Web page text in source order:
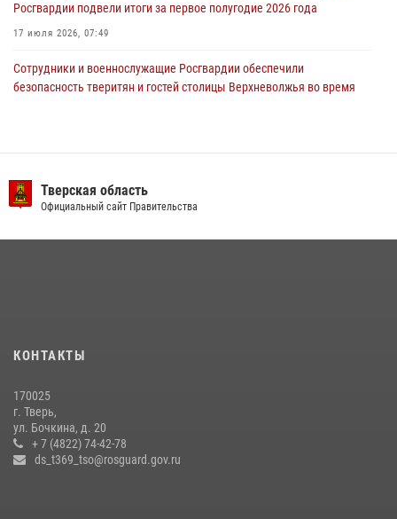
Росгвардии подвели итоги за первое полугодие 2026 года
17 июля 2026, 07:49
Сотрудники и военнослужащие Росгвардии обеспечили
безопасность тверитян и гостей столицы Верхневолжья во время
задержаны подозреваемые в незаконном использовании сим-
боксов (видео)
Росгвардейцы оказали помощь водителю на дороге в городе Кашин
22 июля 2026, 08:35
За последние 168 часов сотрудники росгвардии в Твери для
обеспечения безопасности граждан совершили более 280 выездов
Тверская область
Официальный сайт Правительства
КОНТАКТЫ
170025
г. Тверь,
ул. Бочкина, д. 20
+ 7 (4822) 74-42-78
ds_t369_tso@rosguard.gov.ru